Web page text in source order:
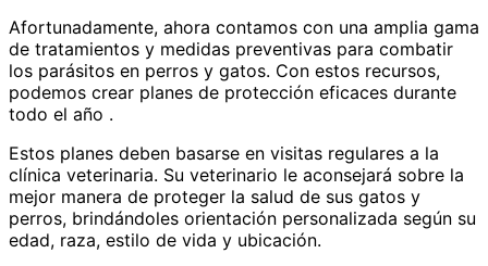
Afortunadamente, ahora contamos con una amplia gama
de tratamientos y medidas preventivas para combatir
los parásitos en perros y gatos. Con estos recursos,
podemos crear planes de protección eficaces durante
todo el año .
Estos planes deben basarse en visitas regulares a la
clínica veterinaria. Su veterinario le aconsejará sobre la
mejor manera de proteger la salud de sus gatos y
perros, brindándoles orientación personalizada según su
edad, raza, estilo de vida y ubicación.